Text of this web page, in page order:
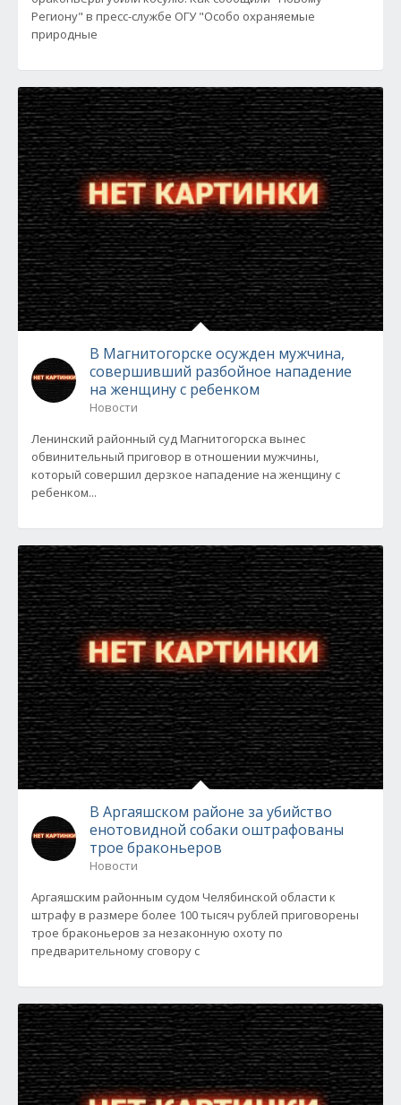
Региону" в пресс-службе ОГУ "Особо охраняемые
природные
В Магнитогорске осужден мужчина,
совершивший разбойное нападение
на женщину с ребенком
Новости
Ленинский районный суд Магнитогорска вынес
обвинительный приговор в отношении мужчины,
который совершил дерзкое нападение на женщину с
ребенком...
В Аргаяшском районе за убийство
енотовидной собаки оштрафованы
трое браконьеров
Новости
Аргаяшским районным судом Челябинской области к
штрафу в размере более 100 тысяч рублей приговорены
трое браконьеров за незаконную охоту по
предварительному сговору с